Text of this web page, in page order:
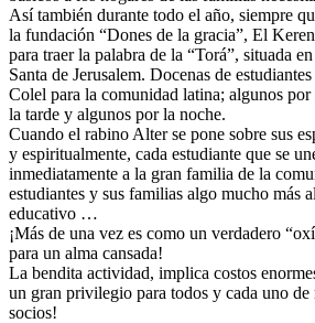
Así también durante todo el año, siempre
la fundación “Dones de la gracia”, El
para traer la palabra de la “Torá”, situada
Santa de Jerusalem. Docenas de
Colel para la comunidad latina; algunos
la tarde y algunos por la noche.
Cuando el rabino Alter se pone sobre sus
y espiritualmente, cada estudiante que se
inmediatamente a la gran familia de la
estudiantes y sus familias algo mucho más
educativo …
¡Más de una vez es como un verdadero
para un alma cansada!
La bendita actividad, implica costos
un gran privilegio para todos y cada uno
socios!